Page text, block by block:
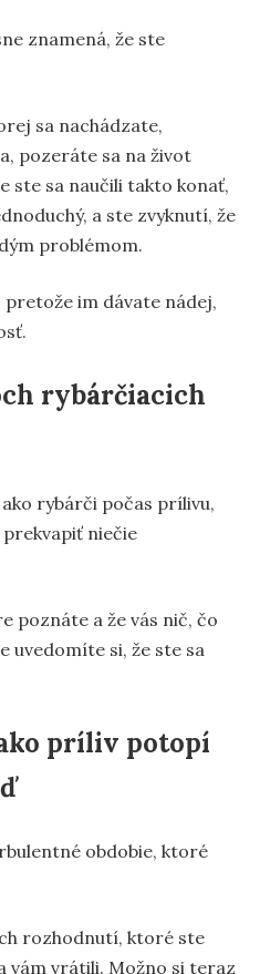
znamená, že ste
sa nachádzate,
pozeráte sa na život
ste sa naučili takto konať,
a ste zvyknutí, že
problémom.
im dávate nádej,
rybárčiacich
rybárči počas prílivu,
prekvapiť niečie
poznáte a že vás nič, čo
uvedomíte si, že ste sa
príliv potopí
obdobie, ktoré
rozhodnutí, ktoré ste
vám vrátili. Možno si teraz